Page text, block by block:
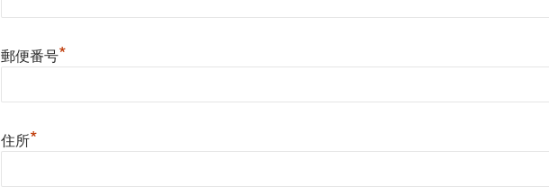
郵便番号*
住所*